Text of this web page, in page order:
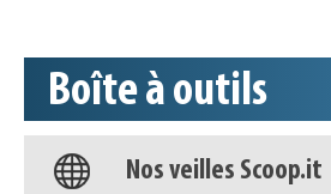
Boîte à outils
Base documentaire
Nos veilles Scoop.it